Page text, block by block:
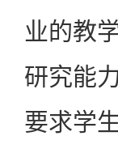
业的教
研究能
要求学